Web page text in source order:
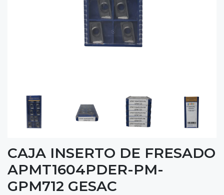
CAJA INSERTO DE FRESADO
APMT1604PDER-PM-
GPM712 GESAC